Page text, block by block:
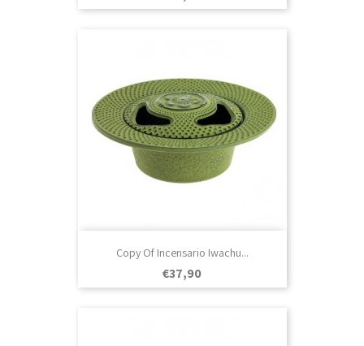
Copy Of Incensario Iwachu...
Prezo
€37,90